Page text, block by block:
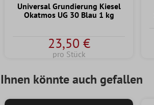
Universal Grundierung Kiesel
Okatmos UG 30 Blau 1 kg
23,50 €
pro Stück
Ihnen könnte auch gefallen